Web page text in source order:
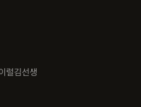
럴김선생